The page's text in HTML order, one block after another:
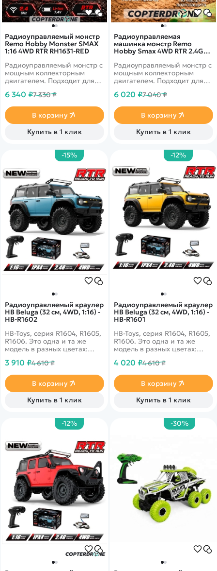
Радиоуправляемый монстр
Remo Hobby Monster SMAX
1:16 4WD RTR RH1631-RED
Радиоуправляемый монстр с
мощным коллекторным
двигателем. Подходит для
Скорость развивает до 35
масштаб 1:16. Цвет красный
6 340 ₽7 330 ₽
В корзину
Купить в 1 клик
Радиоуправляемая
машинка монстр Remo
Hobby Smax 4WD RTR 2.4G
Радиоуправляемый монстр с
мощным коллекторным
двигателем. Подходит для
Скорость развивает до 35
масштаб 1:16. Цвет черный
6 020 ₽7 040 ₽
В корзину
Купить в 1 клик
-15%
Радиоуправляемый краулер
HB Beluga (32 см, 4WD, 1:16) -
HB-R1602
HB-Toys, серия R1604, R1605,
R1606. Это одна и та же
модель в разных цветах:
зеленый (R1605) и
3 910 ₽4 610 ₽
В корзину
Купить в 1 клик
-12%
Радиоуправляемый краулер
HB Beluga (32 см, 4WD, 1:16) -
HB-R1601
HB-Toys, серия R1604, R1605,
R1606. Это одна и та же
модель в разных цветах:
зеленый (R1605) и
4 020 ₽4 610 ₽
В корзину
Купить в 1 клик
-12% -30%